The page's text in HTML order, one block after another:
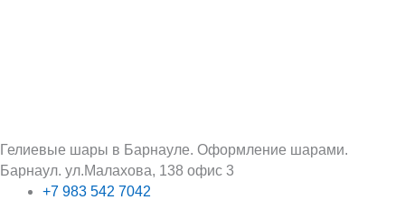
Гелиевые шары в Барнауле. Оформление шарами.
Барнаул. ул.Малахова, 138 офис 3
+7 983 542 7042